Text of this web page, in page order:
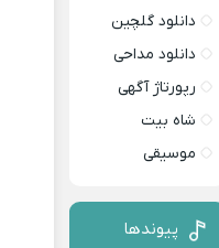
دانلود گلچین
دانلود مداحی
رپورتاژ آگهی
شاه بیت
موسیقی
پیوندها